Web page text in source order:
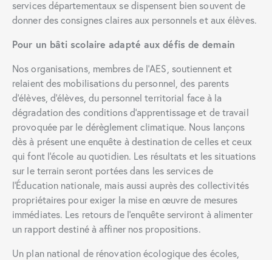
services départementaux se dispensent bien souvent de
donner des consignes claires aux personnels et aux élèves.
Pour un bâti scolaire adapté aux défis de demain
Nos organisations, membres de l’AES, soutiennent et
relaient des mobilisations du personnel, des parents
d’élèves, d’élèves, du personnel territorial face à la
dégradation des conditions d’apprentissage et de travail
provoquée par le dérèglement climatique. Nous lançons
dès à présent une enquête à destination de celles et ceux
qui font l’école au quotidien. Les résultats et les situations
sur le terrain seront portées dans les services de
l’Éducation nationale, mais aussi auprès des collectivités
propriétaires pour exiger la mise en œuvre de mesures
immédiates. Les retours de l’enquête serviront à alimenter
un rapport destiné à affiner nos propositions.
Un plan national de rénovation écologique des écoles,